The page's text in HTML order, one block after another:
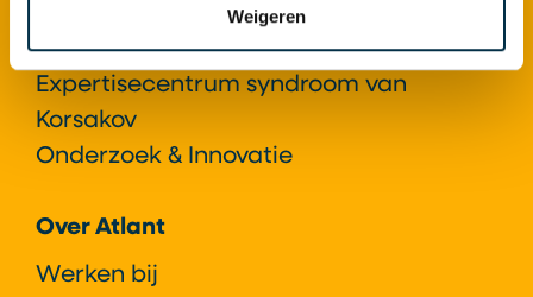
Weigeren
Expertisecentrum ziekte van
Huntington
Expertisecentrum syndroom van
Korsakov
Onderzoek & Innovatie
Over Atlant
Werken bij